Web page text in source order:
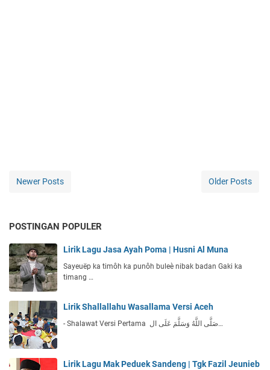
Newer Posts Older Posts
POSTINGAN POPULER
Lirik Lagu Jasa Ayah Poma | Husni Al Muna
Sayeuëp ka timôh ka punôh buleè nibak badan Gaki ka
timang …
Lirik Shallallahu Wasallama Versi Aceh
- Shalawat Versi Pertama صَلَّى اللَّهُ وَسَلَّمَ عَلَى ال…
Lirik Lagu Mak Peduek Sandeng | Tgk Fazil Jeunieb